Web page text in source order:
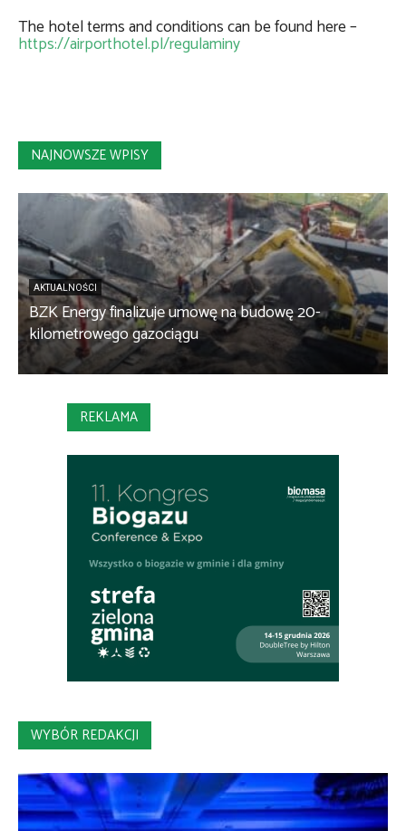
The hotel terms and conditions can be found here –
https://airporthotel.pl/regulaminy
NAJNOWSZE WPISY
AKTUALNOŚCI
BZK Energy finalizuje umowę na budowę 20-
kilometrowego gazociągu
REKLAMA
WYBÓR REDAKCJI